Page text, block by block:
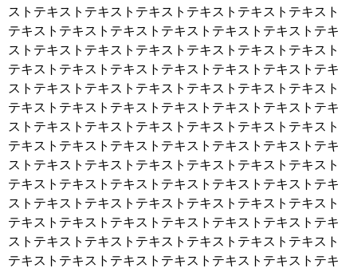
ストテキストテキストテキストテキストテキストテキスト
テキストテキストテキストテキストテキストテキストテキ
ストテキストテキストテキストテキストテキストテキスト
テキストテキストテキストテキストテキストテキストテキ
ストテキストテキストテキストテキストテキストテキスト
テキストテキストテキストテキストテキストテキストテキ
ストテキストテキストテキストテキストテキストテキスト
テキストテキストテキストテキストテキストテキストテキ
ストテキストテキストテキストテキストテキストテキスト
テキストテキストテキストテキストテキストテキストテキ
ストテキストテキストテキストテキストテキストテキスト
テキストテキストテキストテキストテキストテキストテキ
ストテキストテキストテキストテキストテキストテキスト
テキストテキストテキストテキストテキストテキストテキ